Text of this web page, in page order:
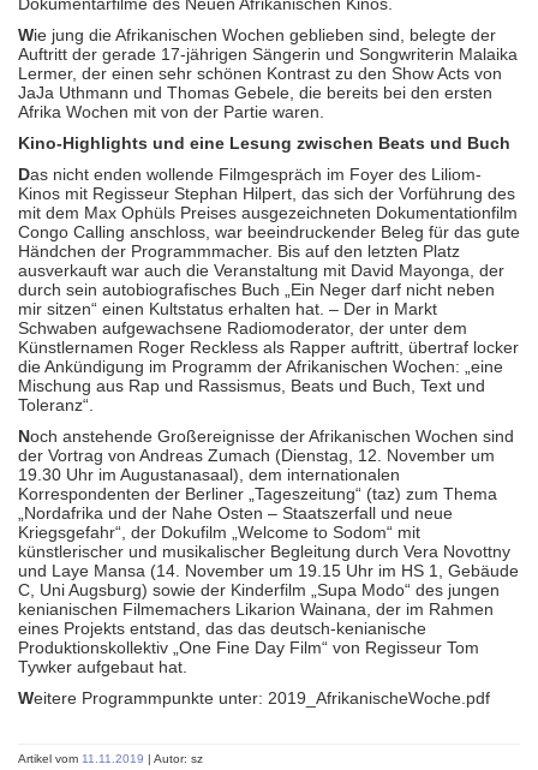
Wie jung die Afrikanischen Wochen geblieben sind, belegte der
Auftritt der gerade 17-jährigen Sängerin und Songwriterin Malaika
Lermer, der einen sehr schönen Kontrast zu den Show Acts von
JaJa Uthmann und Thomas Gebele, die bereits bei den ersten
Afrika Wochen mit von der Partie waren.
Kino-Highlights und eine Lesung zwischen Beats und Buch
Das nicht enden wollende Filmgespräch im Foyer des Liliom-
Kinos mit Regisseur Stephan Hilpert, das sich der Vorführung des
mit dem Max Ophüls Preises ausgezeichneten Dokumentationfilm
Congo Calling anschloss, war beeindruckender Beleg für das gute
Händchen der Programmmacher. Bis auf den letzten Platz
ausverkauft war auch die Veranstaltung mit David Mayonga, der
durch sein autobiografisches Buch „Ein Neger darf nicht neben
mir sitzen“ einen Kultstatus erhalten hat. – Der in Markt
Schwaben aufgewachsene Radiomoderator, der unter dem
Künstlernamen Roger Reckless als Rapper auftritt, übertraf locker
die Ankündigung im Programm der Afrikanischen Wochen: „eine
Mischung aus Rap und Rassismus, Beats und Buch, Text und
Toleranz“.
Noch anstehende Großereignisse der Afrikanischen Wochen sind
der Vortrag von Andreas Zumach (Dienstag, 12. November um
19.30 Uhr im Augustanasaal), dem internationalen
Korrespondenten der Berliner „Tageszeitung“ (taz) zum Thema
„Nordafrika und der Nahe Osten – Staatszerfall und neue
Kriegsgefahr“, der Dokufilm „Welcome to Sodom“ mit
künstlerischer und musikalischer Begleitung durch Vera Novottny
und Laye Mansa (14. November um 19.15 Uhr im HS 1, Gebäude
C, Uni Augsburg) sowie der Kinderfilm „Supa Modo“ des jungen
kenianischen Filmemachers Likarion Wainana, der im Rahmen
eines Projekts entstand, das das deutsch-kenianische
Produktionskollektiv „One Fine Day Film“ von Regisseur Tom
Tywker aufgebaut hat.
Weitere Programmpunkte unter: 2019_AfrikanischeWoche.pdf
Artikel vom 11.11.2019 | Autor: sz